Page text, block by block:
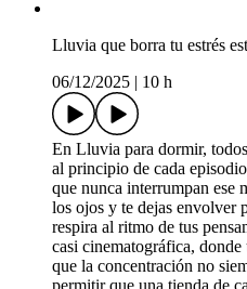
Lluvia que borra tu estrés
06/12/2025
10 h
En Lluvia para dormir,
al principio de cada
que nunca interrumpan ese
los ojos y te dejas envolver
respira al ritmo de tus
casi cinematográfica,
que la concentración no